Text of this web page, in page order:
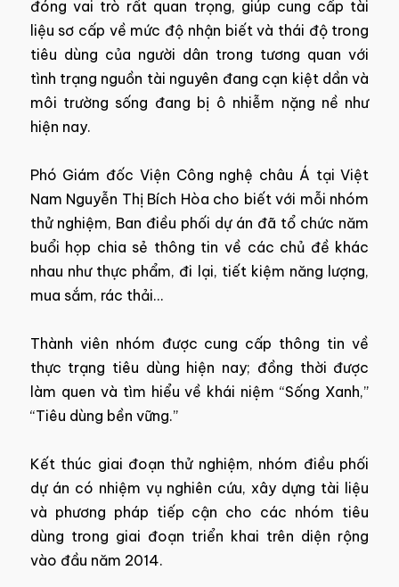
đóng vai trò rất quan trọng, giúp cung cấp tài
liệu sơ cấp về mức độ nhận biết và thái độ trong
tiêu dùng của người dân trong tương quan với
tình trạng nguồn tài nguyên đang cạn kiệt dần và
môi trường sống đang bị ô nhiễm nặng nề như
hiện nay.
Phó Giám đốc Viện Công nghệ châu Á tại Việt
Nam Nguyễn Thị Bích Hòa cho biết với mỗi nhóm
thử nghiệm, Ban điều phối dự án đã tổ chức năm
buổi họp chia sẻ thông tin về các chủ đề khác
nhau như thực phẩm, đi lại, tiết kiệm năng lượng,
mua sắm, rác thải…
Thành viên nhóm được cung cấp thông tin về
thực trạng tiêu dùng hiện nay; đồng thời được
làm quen và tìm hiểu về khái niệm “Sống Xanh,”
“Tiêu dùng bền vững.”
Kết thúc giai đoạn thử nghiệm, nhóm điều phối
dự án có nhiệm vụ nghiên cứu, xây dựng tài liệu
và phương pháp tiếp cận cho các nhóm tiêu
dùng trong giai đoạn triển khai trên diện rộng
vào đầu năm 2014.